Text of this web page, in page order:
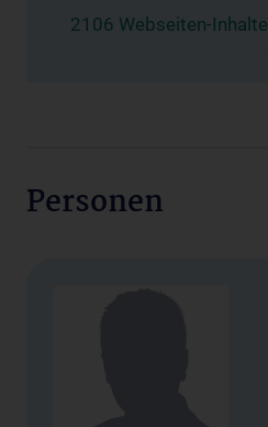
2106 Webseiten-Inhalte
Personen